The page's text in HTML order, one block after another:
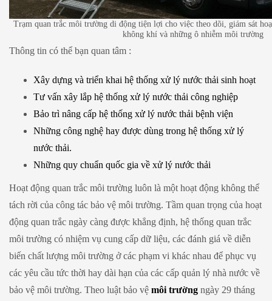
Trạm quan trắc môi trường di động tiện lợi cho việc theo dõi, giám sát
không khí và những ô nhiễm môi trường
Thông tin có thể bạn quan tâm :
Xây dựng và triển khai hệ thống xử lý nước thải sinh hoạt
Tư vấn xây lắp hệ thống xử lý nước thải công nghiệp
Bảo trì nâng cấp hệ thống xử lý nước thải bệnh viện
Những công nghệ hay được dùng trong hệ thống xử lý
nước thải.
Những quy chuẩn quốc gia về xử lý nước thải
Hoạt động quan trắc môi trường luôn là một hoạt động không thể
tách rời của công tác bảo vệ môi trường. Tầm quan trọng của hoạt
động quan trắc ngày càng được khẳng định, hệ thống quan trắc
môi trường có nhiệm vụ cung cấp dữ liệu, các đánh giá về diễn
biến chất lượng môi trường ở các phạm vi khác nhau để phục vụ
các yêu cầu tức thời hay dài hạn của các cấp quản lý nhà nước về
bảo vệ môi trường. Theo luật bảo vệ môi trường ngày 29 tháng